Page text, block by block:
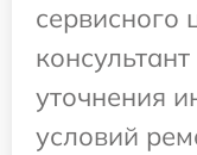
сервисного
уточнения
условий